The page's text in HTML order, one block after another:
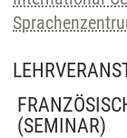
(SEMINAR)